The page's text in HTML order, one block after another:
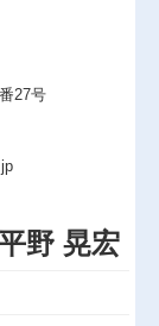
27号
野 晃宏